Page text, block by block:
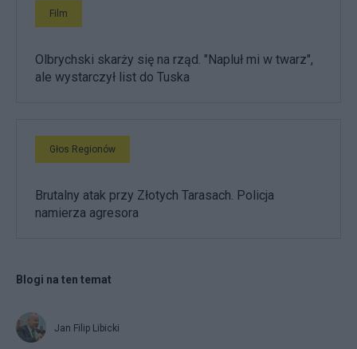
Film
Olbrychski skarży się na rząd. "Napluł mi w twarz",
ale wystarczył list do Tuska
Głos Regionów
Brutalny atak przy Złotych Tarasach. Policja
namierza agresora
Blogi na ten temat
Jan Filip Libicki